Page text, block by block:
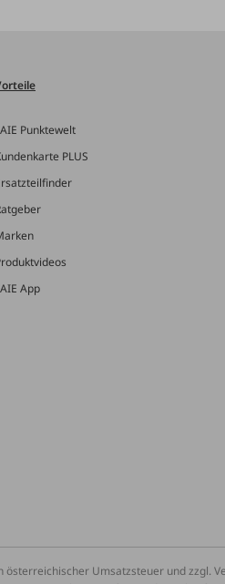
Punktewelt
PLUS
App
Umsatzsteuer und zzgl.